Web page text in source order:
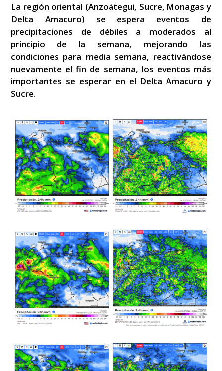
La región oriental (Anzoátegui, Sucre, Monagas y
Delta Amacuro) se espera eventos de
precipitaciones de débiles a moderados al
principio de la semana, mejorando las
condiciones para media semana, reactivándose
nuevamente el fin de semana, los eventos más
importantes se esperan en el Delta Amacuro y
Sucre.